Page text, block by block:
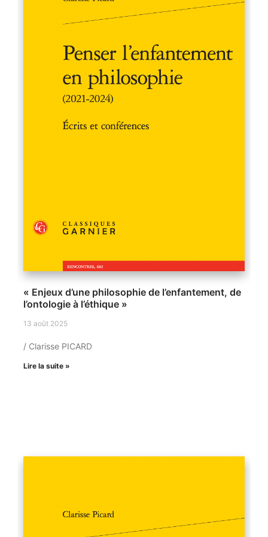
« Enjeux d’une philosophie de l’enfantement, de
l’ontologie à l’éthique »
13 août 2025
/ Clarisse PICARD
Lire la suite »